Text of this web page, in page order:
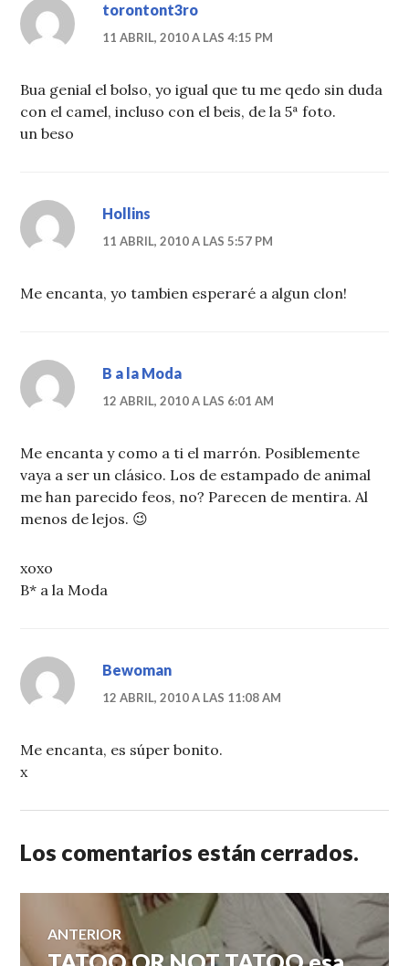
torontont3ro
11 ABRIL, 2010 A LAS 4:15 PM
Bua genial el bolso, yo igual que tu me qedo sin duda
con el camel, incluso con el beis, de la 5ª foto.
un beso
Hollins
11 ABRIL, 2010 A LAS 5:57 PM
Me encanta, yo tambien esperaré a algun clon!
B a la Moda
12 ABRIL, 2010 A LAS 6:01 AM
Me encanta y como a ti el marrón. Posiblemente
vaya a ser un clásico. Los de estampado de animal
me han parecido feos, no? Parecen de mentira. Al
menos de lejos. 😉
xoxo
B* a la Moda
Bewoman
12 ABRIL, 2010 A LAS 11:08 AM
Me encanta, es súper bonito.
x
Los comentarios están cerrados.
Navegación
ANTERIOR
Entrada